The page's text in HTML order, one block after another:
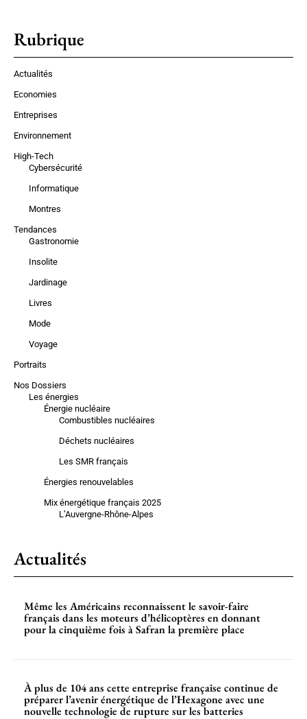
Rubrique
Actualités
Economies
Entreprises
Environnement
High-Tech
Cybersécurité
Informatique
Montres
Tendances
Gastronomie
Insolite
Jardinage
Livres
Mode
Voyage
Portraits
Nos Dossiers
Les énergies
Énergie nucléaire
Combustibles nucléaires
Déchets nucléaires
Les SMR français
Énergies renouvelables
Mix énergétique français 2025
L’Auvergne-Rhône-Alpes
Actualités
Même les Américains reconnaissent le savoir-faire
français dans les moteurs d’hélicoptères en donnant
pour la cinquième fois à Safran la première place
À plus de 104 ans cette entreprise française continue de
préparer l’avenir énergétique de l’Hexagone avec une
nouvelle technologie de rupture sur les batteries